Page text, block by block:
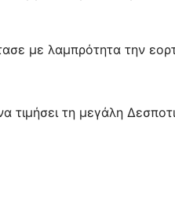
με λαμπρότητα την
τιμήσει τη μεγάλη